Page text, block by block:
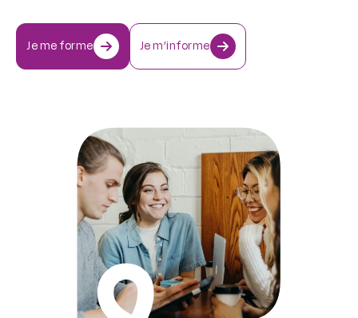
Je me forme Je m’informe